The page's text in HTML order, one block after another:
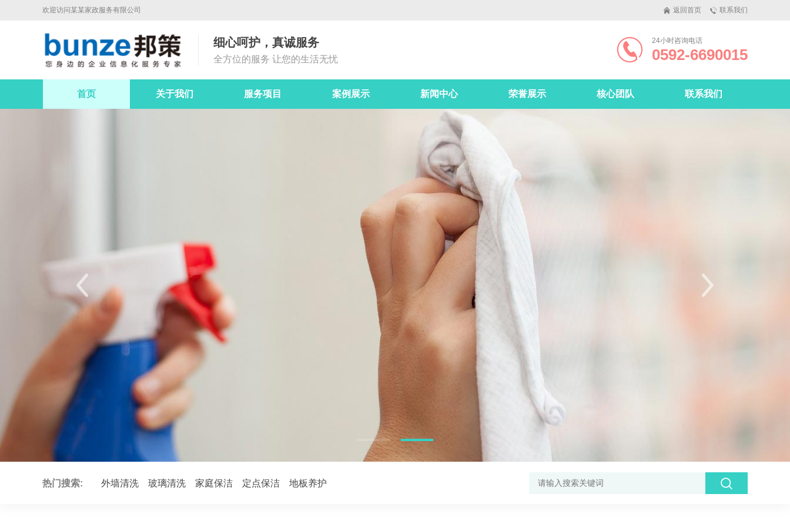
欢迎访问某某家政服务有限公司 返回首页 联系我们
细心呵护，真诚服务
全方位的服务 让您的生活无忧
24小时咨询电话
0592-6690015
首页 关于我们 服务项目 案例展示 新闻中心 荣誉展示 核心团队 联系我们
热门搜索: 外墙清洗 玻璃清洗 家庭保洁 定点保洁 地板养护